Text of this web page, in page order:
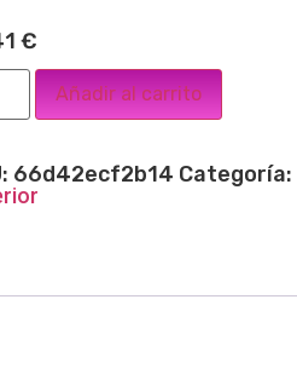
€
Añadir al carrito
66d42ecf2b14 Categoría: